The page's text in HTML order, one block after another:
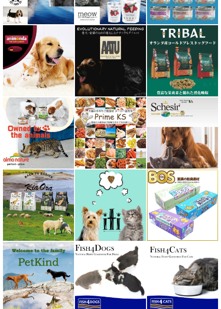
フィールドエイト
フォルツァ10 FORZA10
プライムケイズ さかい企画
ブリスミックス BLISMIX
プレスティージ PRESTIGE
プロデン ProDen
ベイリーコー Bailey+Co
ベッツソリューション VetSolution
ベッツラボ Vets Labo
ペットカインド PetKind
ペトコト PETOKOTO
ホワイトフォックス
ボンショーズペット bonnechose pet
ママクック